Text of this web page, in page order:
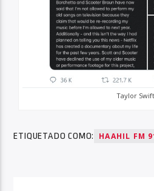
Taylor Swift
ETIQUETADO COMO: HAAHIL FM